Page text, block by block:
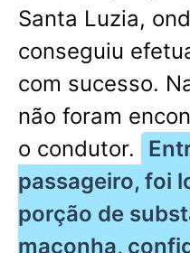
Santa Luzia,
conseguiu
com sucesso.
não foram
o condutor.
passageiro, foi
porção de
maconha,